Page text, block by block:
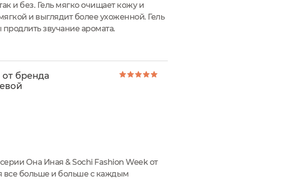
и без. Гель мягко очищает кожу и
и выглядит более ухоженной. Гель
звучание аромата.
бренда
Она Иная & Sochi Fashion Week от
все больше и больше с каждым